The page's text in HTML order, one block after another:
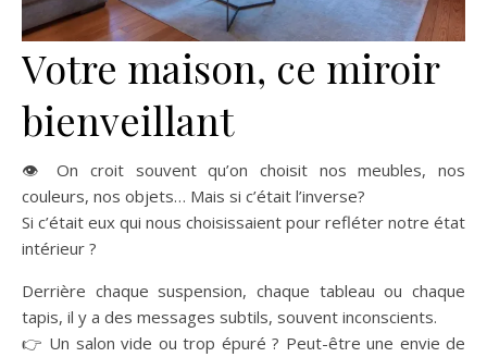
Votre maison, ce miroir
bienveillant
👁 On croit souvent qu’on choisit nos meubles, nos
couleurs, nos objets… Mais si c’était l’inverse?
Si c’était eux qui nous choisissaient pour refléter notre état
intérieur ?
Derrière chaque suspension, chaque tableau ou chaque
tapis, il y a des messages subtils, souvent inconscients.
👉 Un salon vide ou trop épuré ? Peut-être une envie de